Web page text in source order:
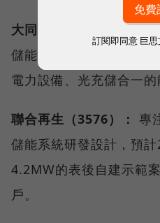
大同（2371）：
大同近
儲能系統技術，其中一
電力設備、光充儲合一的
聯合再生（3576）： 專
儲能系統研發設計，預
4.2MW的表後自建示範
戶。
訂閱即同意 巨